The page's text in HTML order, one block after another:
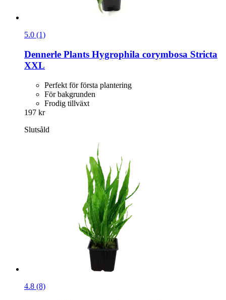
5.0 (1)
Dennerle Plants Hygrophila corymbosa Stricta
XXL
Perfekt för första plantering
För bakgrunden
Frodig tillväxt
197 kr
Slutsåld
4.8 (8)